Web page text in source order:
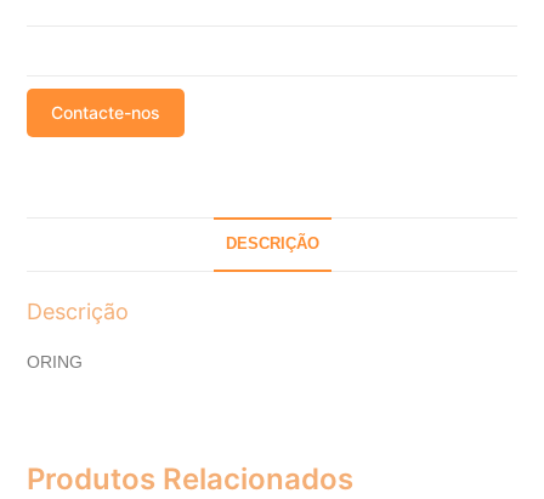
Contacte-nos
DESCRIÇÃO
Descrição
ORING
Produtos Relacionados